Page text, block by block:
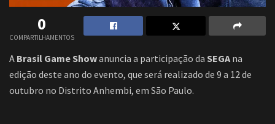
0
COMPARTILHAMENTOS
A Brasil Game Showanuncia a participação da SEGA na
edição deste ano do evento, que será realizado de 9 a 12 de
outubro no Distrito Anhembi, em São Paulo.